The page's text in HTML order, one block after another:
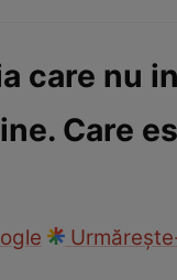
Eurovison
care nu
Care